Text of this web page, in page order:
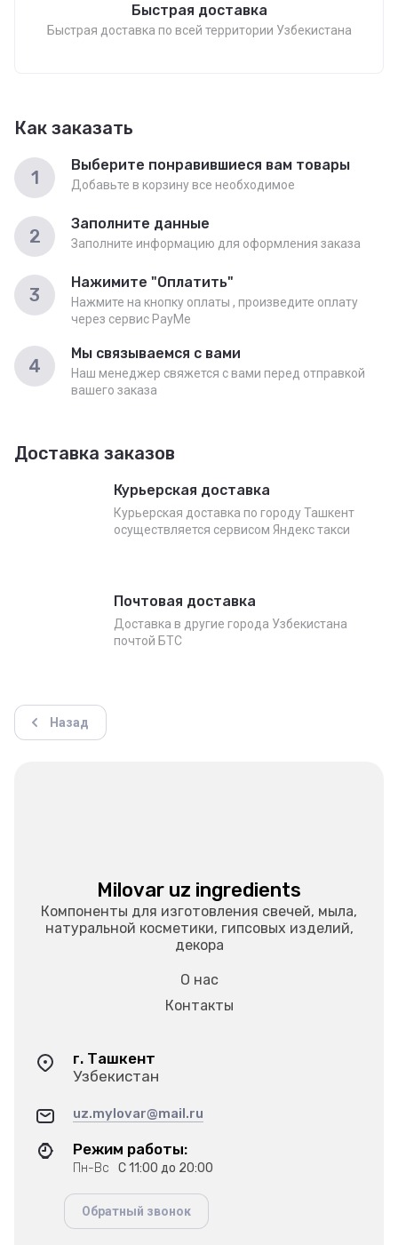
Быстрая доставка
Быстрая доставка по всей территории Узбекистана
Как заказать
1
Выберите понравившиеся вам товары
Добавьте в корзину все необходимое
2
Заполните данные
Заполните информацию для оформления заказа
3
Нажимите "Оплатить"
Нажмите на кнопку оплаты , произведите оплату
через сервис PayMe
4
Мы связываемся с вами
Наш менеджер свяжется с вами перед отправкой
вашего заказа
Доставка заказов
Курьерская доставка
Курьерская доставка по городу Ташкент
осуществляется сервисом Яндекс такси
Почтовая доставка
Доставка в другие города Узбекистана
почтой БТС
Назад
Milovar uz ingredients
Компоненты для изготовления свечей, мыла,
натуральной косметики, гипсовых изделий,
декора
О нас
Контакты
г. Ташкент
Узбекистан
uz.mylovar@mail.ru
Режим работы:
Пн-Вс С 11:00 до 20:00
Обратный звонок